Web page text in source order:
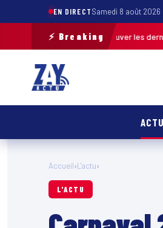
EN DIRECTSamedi 8 août 2026
⚡ Breaking
pour retrouver les derniers véhicules
Accueil›L'actu›
L'ACTU